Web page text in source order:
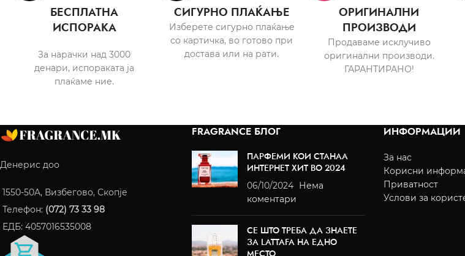
БЕСПЛАТНА
ИСПОРАКА
За нарачки над 3000
денари, испораката ја
плаќаме ние.
СИГУРНО ПЛАЌАЊЕ
Изберете сигурно плаќање
со картичка, во готово при
достава или на рати.
ОРИГИНАЛНИ
ПРОИЗВОДИ
Продаваме исклучиво
оригинални производи.
ГАРАНТИРАНО!
Денерис доо
1550-50A, Визбегово, Скопје
Телефон: (072) 73 33 98
ЕДБ: 4057016535008
FRAGRANCE БЛОГ
ПАРФЕМИ КОИ СТАНАА
ИНТЕРНЕТ ХИТ ВО 2024
06/10/2024 Нема
коментари
СЕ ШТО ТРЕБА ДА ЗНАЕТЕ
ЗА LATTAFA НА ЕДНО
МЕСТО
ИНФОРМАЦИИ
За нас
Корисни
Приватност
Услови за